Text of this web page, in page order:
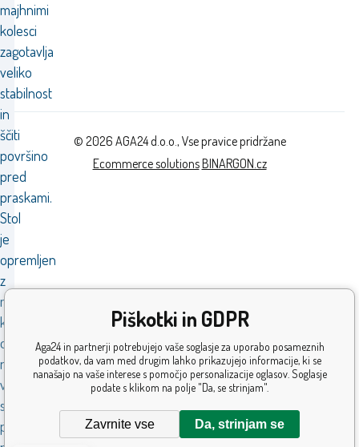
majhnimi
kolesci
zagotavlja
veliko
stabilnost
in
ščiti
površino
pred
praskami.
Stol
je
opremljen
z
mehanizmom,
ki
omogoča
nastavitev
višine
sedeža
po
© 2026 AGA24 d.o.o., Vse pravice pridržane
Ecommerce solutionsBINARGON.cz
Piškotki in GDPR
Aga24 in partnerji potrebujejo vaše soglasje za uporabo posameznih
podatkov, da vam med drugim lahko prikazujejo informacije, ki se
nanašajo na vaše interese s pomočjo personalizacije oglasov. Soglasje
podate s klikom na polje "Da, se strinjam".
Zavrnite vse Da, strinjam se